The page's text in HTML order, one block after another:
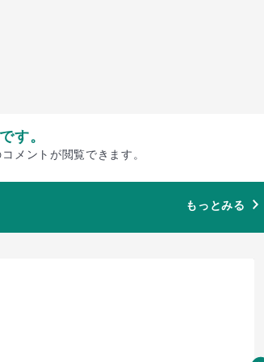
す。
メントが閲覧できます。
もっとみる